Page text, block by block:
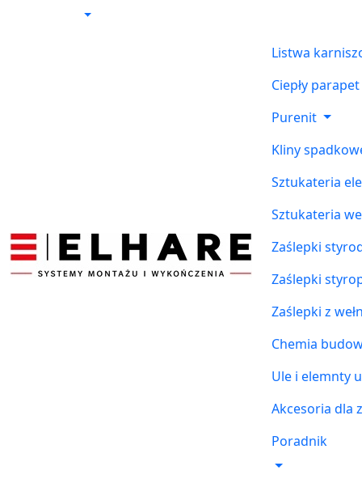
Listwa
Ciepły parapet
Purenit
Kliny
Sztukateria
Sztukateria
Zaślepki
Zaślepki
Zaślepki z
Chemia
Ule i elemnty
Akcesoria dla
Poradnik